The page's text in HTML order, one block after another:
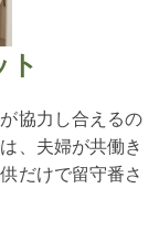
ト
協力し合えるの
、夫婦が共働き
だけで留守番さ